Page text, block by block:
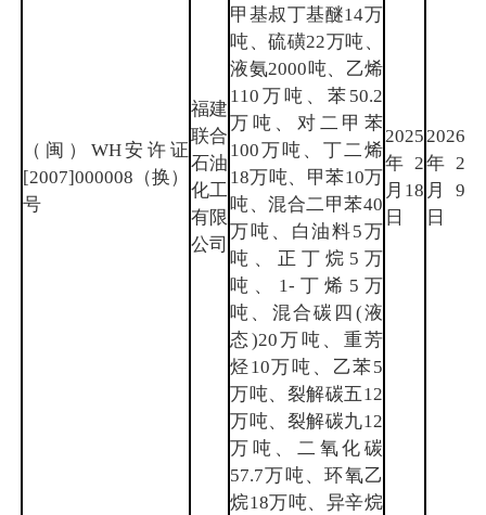
（闽）WH安许证
[2007]000008（换）
号
福建
联合
石油
化工
有限
公司
甲基叔丁基醚14万
吨、硫磺22万吨、
液氨2000吨、乙烯
110万吨、苯50.2
万吨、对二甲苯
100万吨、丁二烯
18万吨、甲苯10万
吨、混合二甲苯40
万吨、白油料5万
吨、正丁烷5万
吨、1-丁烯5万
吨、混合碳四(液
态)20万吨、重芳
烃10万吨、乙苯5
万吨、裂解碳五12
万吨、裂解碳九12
万吨、二氧化碳
57.7万吨、环氧乙
烷18万吨、异辛烷
2025
年2
月18
日
2026
年2
月9
日